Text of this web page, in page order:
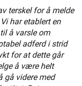
terskel for å melde
har etablert en
å varsle om
adferd i strid
for at dette går
å være helt
gå videre med